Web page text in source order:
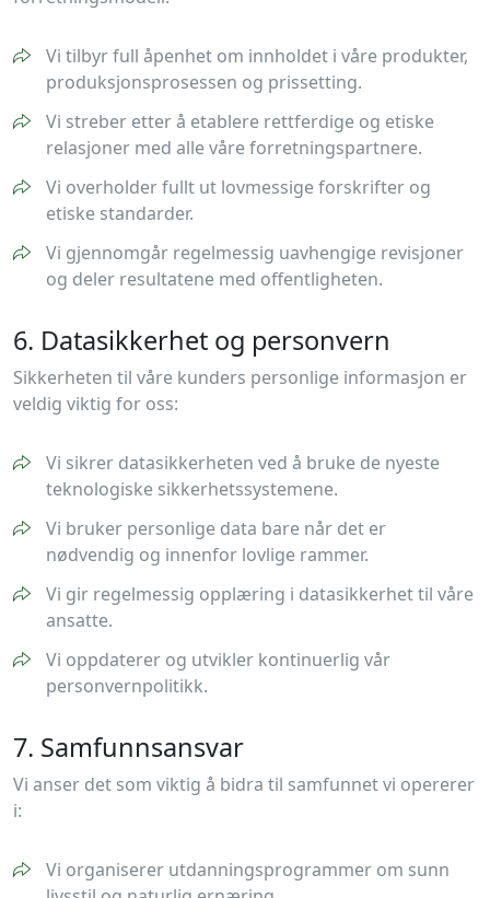
Vi tilbyr full åpenhet om innholdet i våre produkter,
produksjonsprosessen og prissetting.
Vi streber etter å etablere rettferdige og etiske
relasjoner med alle våre forretningspartnere.
Vi overholder fullt ut lovmessige forskrifter og
etiske standarder.
Vi gjennomgår regelmessig uavhengige revisjoner
og deler resultatene med offentligheten.
6. Datasikkerhet og personvern
Sikkerheten til våre kunders personlige informasjon er
veldig viktig for oss:
Vi sikrer datasikkerheten ved å bruke de nyeste
teknologiske sikkerhetssystemene.
Vi bruker personlige data bare når det er
nødvendig og innenfor lovlige rammer.
Vi gir regelmessig opplæring i datasikkerhet til våre
ansatte.
Vi oppdaterer og utvikler kontinuerlig vår
personvernpolitikk.
7. Samfunnsansvar
Vi anser det som viktig å bidra til samfunnet vi opererer
i:
Vi organiserer utdanningsprogrammer om sunn